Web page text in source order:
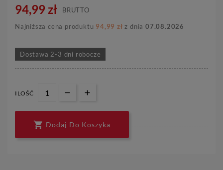
94,99 zł BRUTTO
Najniższa cena produktu 94,99 zł z dnia07.08.2026
Dostawa 2-3 dni robocze
ILOŚĆ
 Dodaj Do Koszyka